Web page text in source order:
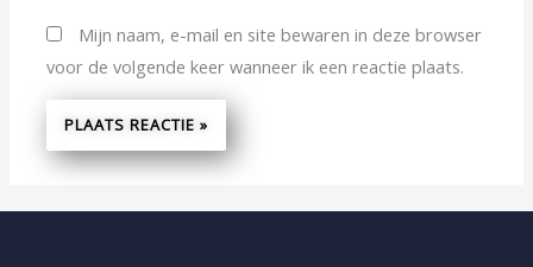
Mijn naam, e-mail en site bewaren in deze browser
voor de volgende keer wanneer ik een reactie plaats.